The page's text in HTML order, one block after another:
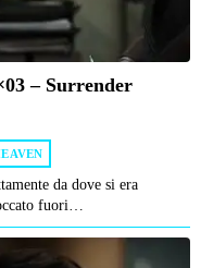
– Surrender
da dove si era
fuori…